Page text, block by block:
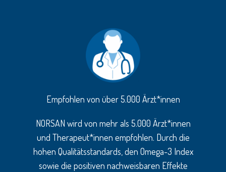
Empfohlen von über 5.000 Ärzt*innen
NORSAN wird von mehr als 5.000 Ärzt*innen
und Therapeut*innen empfohlen. Durch die
hohen Qualitätsstandards, den Omega-3 Index
sowie die positiven nachweisbaren Effekte